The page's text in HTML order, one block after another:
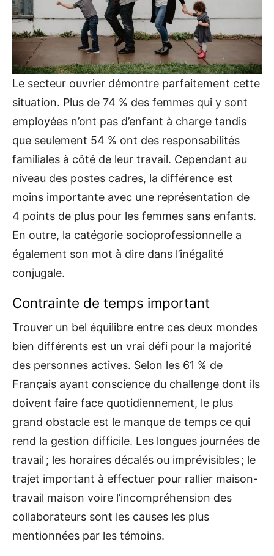
Le secteur ouvrier démontre parfaitement cette
situation. Plus de 74 % des femmes qui y sont
employées n’ont pas d’enfant à charge tandis
que seulement 54 % ont des responsabilités
familiales à côté de leur travail. Cependant au
niveau des postes cadres, la différence est
moins importante avec une représentation de
4 points de plus pour les femmes sans enfants.
En outre, la catégorie socioprofessionnelle a
également son mot à dire dans l’inégalité
conjugale.
Contrainte de temps important
Trouver un bel équilibre entre ces deux mondes
bien différents est un vrai défi pour la majorité
des personnes actives. Selon les 61 % de
Français ayant conscience du challenge dont ils
doivent faire face quotidiennement, le plus
grand obstacle est le manque de temps ce qui
rend la gestion difficile. Les longues journées de
travail ; les horaires décalés ou imprévisibles ; le
trajet important à effectuer pour rallier maison-
travail maison voire l’incompréhension des
collaborateurs sont les causes les plus
mentionnées par les témoins.